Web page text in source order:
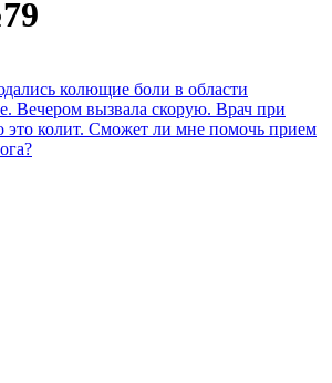
колющие боли в области
Вечером вызвала скорую. Врач при
это колит. Сможет ли мне помочь прием